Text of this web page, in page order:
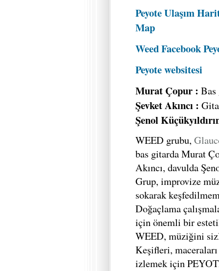
Peyote Ulaşım
Map
Weed Facebook
Peyote websitesi
Murat Çopur :
Şevket Akıncı :
Şenol
WEED grubu,
bas gitarda Murat
Akıncı, davulda
Grup, improvize
sokarak
Doğaçlama
için önemli bir
WEED, müziğini
Keşifleri, maceraları
izlemek için